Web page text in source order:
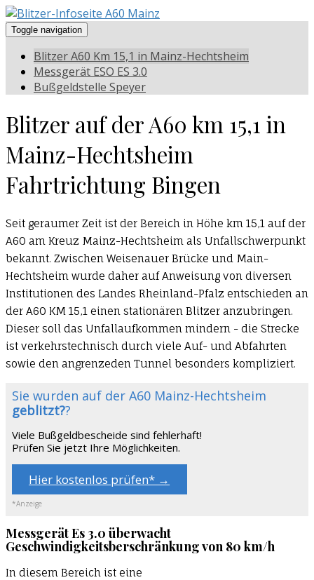
Toggle navigation
Blitzer A60 Km 15,1 in Mainz-Hechtsheim
Messgerät ESO ES 3.0
Bußgeldstelle Speyer
Blitzer auf der A60 km 15,1 in
Mainz-Hechtsheim
Fahrtrichtung Bingen
Seit geraumer Zeit ist der Bereich in Höhe km 15,1 auf der
A60 am Kreuz Mainz-Hechtsheim als Unfallschwerpunkt
bekannt. Zwischen Weisenauer Brücke und Main-
Hechtsheim wurde daher auf Anweisung von diversen
Institutionen des Landes Rheinland-Pfalz entschieden an
der A60 KM 15,1 einen stationären Blitzer anzubringen.
Dieser soll das Unfallaufkommen mindern - die Strecke
ist verkehrstechnisch durch viele Auf- und Abfahrten
sowie den angrenzeden Tunnel besonders kompliziert.
Sie wurden auf der A60 Mainz-Hechtsheim
geblitzt??
Viele Bußgeldbescheide sind fehlerhaft!
Prüfen Sie jetzt Ihre Möglichkeiten.
Hier kostenlos prüfen* →
*Anzeige
Messgerät Es 3.0 überwacht
Geschwindigkeitsberschränkung von 80 km/h
In diesem Bereich ist eine